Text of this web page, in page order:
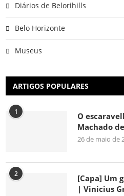
Diários de Belorihills
Belo Horizonte
Museus
ARTIGOS POPULARES
1
O
Machado
26 de maio de
2
[Capa] Um
| Vinicius